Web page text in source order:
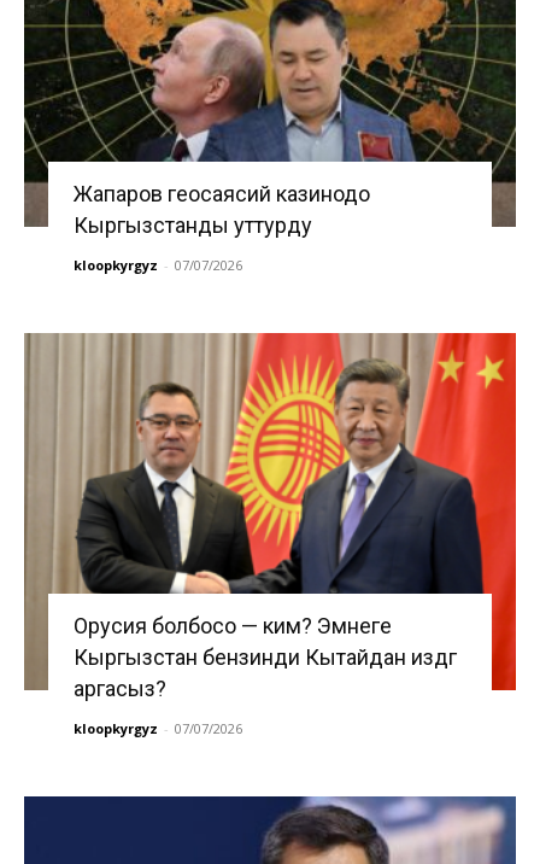
Жапаров геосаясий казинодо
Кыргызстанды уттурду
kloopkyrgyz - 07/07/2026
Орусия болбосо — ким? Эмнеге
Кыргызстан бензинди Кытайдан издөөгө
аргасыз?
kloopkyrgyz - 07/07/2026